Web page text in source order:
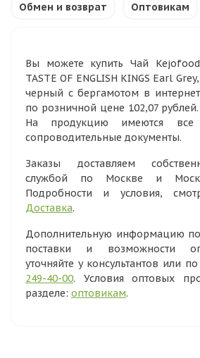
Обмен и возврат Оптовикам
Вы можете купить Чай
TASTE OF ENGLISH KINGS Earl
черный с бергамотом в
по розничной цене 102,07
На продукцию имеются все
сопроводительные документы.
Заказы доставляем
службой по Москве и
Подробности и условия,
Доставка.
Дополнительную информацию
поставки и возможности
уточняйте у консультантов или
249-40-00. Условия оптовых
разделе: оптовикам.